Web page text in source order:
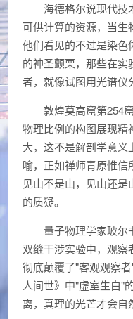
海德格尔说现代技
可供计算的资源，当生
他们看见的不过是染色
的神圣颤栗，那些在
者，就像试图用光谱仪
敦煌莫高窟第254
物理比例的构图展现
大，这不是解剖学意义
喻，正如禅师青原惟信
见山不是山，见山还
的质疑。
量子物理学家玻尔
双缝干涉实验中，观察
彻底颠覆了"客观观察
人间世》中"虚室生白"
离，真理的光芒才会自